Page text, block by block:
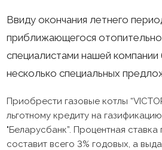
Ввиду окончания летнего
приближающегося
специалистами нашей
несколько специальных
Приобрести газовые котлы
льготному кредиту на
"Беларусбанк”. Процентная
составит всего 3% годовых, а